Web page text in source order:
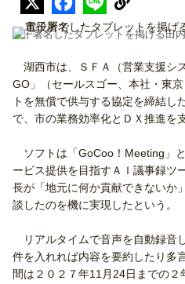
電子署名したタブレットを掲げる田
湖西市は、ＳＦＡ（営業支援シ
GO」（セールスゴー、本社・東
トを無償で供与する協定を締結し
で、市の業務効率化とＤＸ推進を
ソフトは「GoCoo！Meeting」
ービス提供を目指すＡＩ議事録ツ
長が「地元に何か貢献できないか
談したのを機に実現したという。
リアルタイムで音声を自動録音
件を入れれば内容を要約したり多
間は２０２７年11月24日までの２